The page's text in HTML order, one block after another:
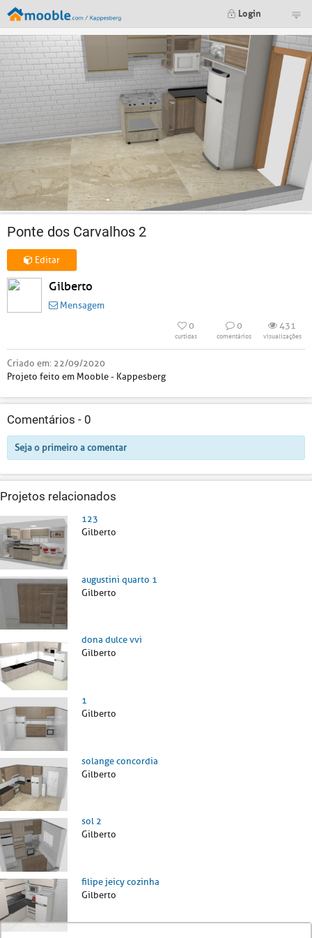
Login
Ponte dos Carvalhos 2
Editar
Gilberto
Mensagem
0
curtidas
0
comentários
431
visualizações
Criado em: 22/09/2020
Projeto feito em Mooble - Kappesberg
Comentários - 0
Seja o primeiro a comentar
Projetos relacionados
123
Gilberto
augustini quarto 1
Gilberto
dona dulce vvi
Gilberto
1
Gilberto
solange concordia
Gilberto
sol 2
Gilberto
filipe jeicy cozinha
Gilberto